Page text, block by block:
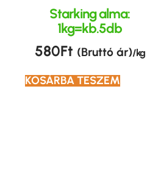
Starking alma:
1kg=kb.5db
580Ft (Bruttó ár)/ kg
KOSÁRBA TESZEM